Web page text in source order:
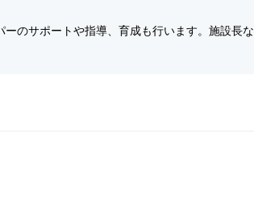
のサポートや指導、育成も行います。施設長な